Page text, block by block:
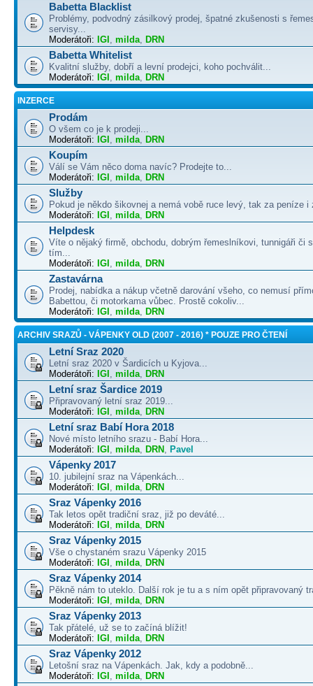
Babetta Blacklist
Problémy, podvodný zásilkový prodej, špatné zkušenosti s
servisy...
Moderátoři: IGI , milda, DRN
Babetta Whitelist
Kvalitní služby, dobří a levní prodejci, koho pochválit...
Moderátoři: IGI , milda, DRN
INZERCE
Prodám
O všem co je k prodeji...
Moderátoři: IGI , milda, DRN
Koupím
Válí se Vám něco doma navíc? Prodejte to...
Moderátoři: IGI , milda, DRN
Služby
Pokud je někdo šikovnej a nemá vobě ruce levý, tak za peníze i
Moderátoři: IGI , milda, DRN
Helpdesk
Víte o nějaký firmě, obchodu, dobrým řemeslníkovi, tunnigáři či
tím...
Moderátoři: IGI , milda, DRN
Zastavárna
Prodej, nabídka a nákup včetně darování všeho, co nemusí
Babettou, či motorkama vůbec. Prostě cokoliv...
Moderátoři: IGI , milda, DRN
ARCHIV SRAZŮ - VÁPENKY OLD (2007 - 2016) * POUZE PRO ČTENÍ
Letní Sraz 2020
Letní sraz 2020 v Šardicích u Kyjova...
Moderátoři: IGI , milda, DRN
Letní sraz Šardice 2019
Připravovaný letní sraz 2019...
Moderátoři: IGI , milda, DRN
Letní sraz Babí Hora 2018
Nové místo letního srazu - Babí Hora...
Moderátoři: IGI , milda, DRN , Pavel
Vápenky 2017
10. jubilejní sraz na Vápenkách...
Moderátoři: IGI , milda, DRN
Sraz Vápenky 2016
Tak letos opět tradiční sraz, již po deváté...
Moderátoři: IGI , milda, DRN
Sraz Vápenky 2015
Vše o chystaném srazu Vápenky 2015
Moderátoři: IGI , milda, DRN
Sraz Vápenky 2014
Pěkně nám to uteklo. Další rok je tu a s ním opět připravovaný
Moderátoři: IGI , milda, DRN
Sraz Vápenky 2013
Tak přátelé, už se to začíná blížit!
Moderátoři: IGI , milda, DRN
Sraz Vápenky 2012
Letošní sraz na Vápenkách. Jak, kdy a podobně...
Moderátoři: IGI , milda, DRN